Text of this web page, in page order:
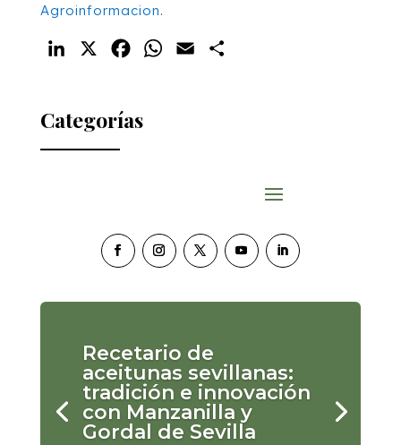
Agroinformacion.
LinkedIn FacebookWhatsApp
Email
Categorías
Recetario de
aceitunas sevillanas:
tradición e innovación
con Manzanilla y
Gordal de Sevilla